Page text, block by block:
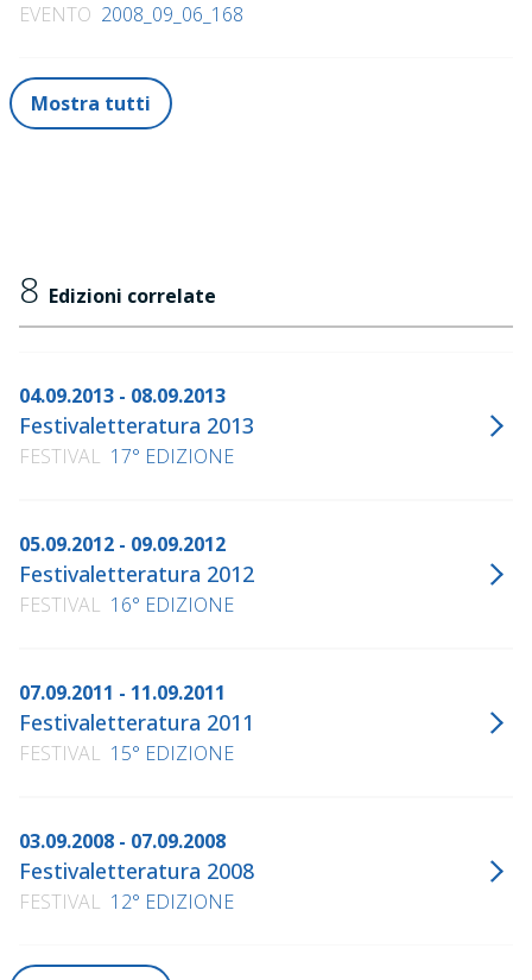
EVENTO 2008_09_06_168
Mostra tutti
8 Edizioni correlate
04.09.2013 - 08.09.2013
Festivaletteratura 2013
FESTIVAL 17° EDIZIONE
05.09.2012 - 09.09.2012
Festivaletteratura 2012
FESTIVAL 16° EDIZIONE
07.09.2011 - 11.09.2011
Festivaletteratura 2011
FESTIVAL 15° EDIZIONE
03.09.2008 - 07.09.2008
Festivaletteratura 2008
FESTIVAL 12° EDIZIONE